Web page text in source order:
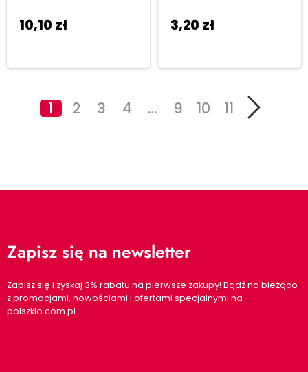
10,10 zł 3,20 zł
1 2 3 4 … 9 10 11
Zapisz się na newsletter
Zapisz się i zyskaj 3% rabatu na pierwsze zakupy! Bądź na bieżąco
z promocjami, nowościami i ofertami specjalnymi na
polszklo.com.pl